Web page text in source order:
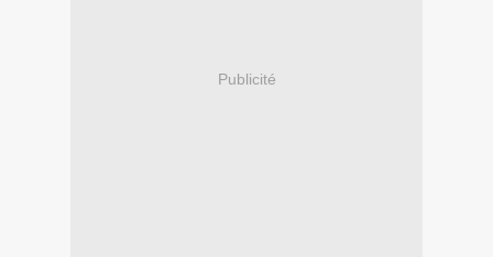
Publicité